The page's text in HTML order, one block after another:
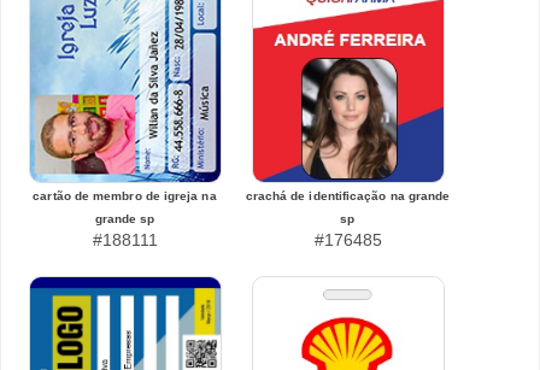
cartão de membro de igreja na
grande sp
#188111
crachá de identificação na grande
sp
#176485